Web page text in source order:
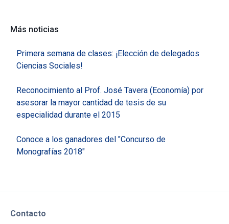
Más noticias
Primera semana de clases: ¡Elección de delegados
Ciencias Sociales!
Reconocimiento al Prof. José Tavera (Economía) por
asesorar la mayor cantidad de tesis de su
especialidad durante el 2015
Conoce a los ganadores del "Concurso de
Monografías 2018"
Contacto